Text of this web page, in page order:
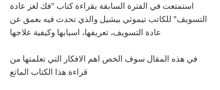
استمتعت في الفترة السابقة بقراءة كتاب "فك لغز عادة
التسويف" للكاتب تيموثي بيشيل والذي تحدث فيه بعمق عن
عادة التسويف، تعريفها، اسبابها وكيفية علاجها
في هذه المقال سوف الخص اهم الافكار التي تعلمتها من
قراءة هذا الكتاب الماتع